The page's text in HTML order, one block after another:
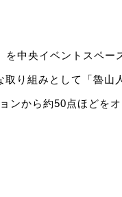
中央イベントスペー
取り組みとして「魯山
ンから約50点ほどを